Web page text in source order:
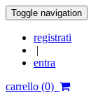
Toggle navigation
registrati
|
entra
carrello (0)